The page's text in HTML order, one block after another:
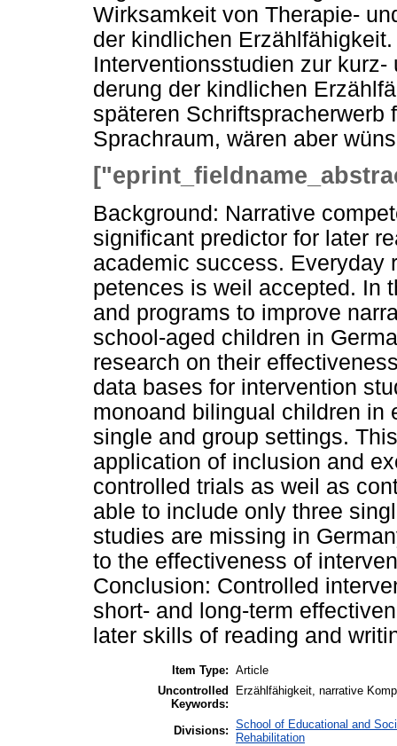
Wirksamkeit von Therapie-
der kindlichen
Interventionsstudien zur
derung der kindlichen
späteren
Sprachraum, wären aber
Background: Narrative
significant predictor for later
academic success.
petences is weil accepted. In
and programs to improve
school-aged children in
research on their
data bases for intervention
mono­and bilingual children in
single and group settings.
application of inclusion and
controlled trials as weil as
able to include only three
studies are missing in
to the effectiveness of
Conclusion: Controlled
short- and long-term
later skills of reading and
Item Type: Article
Uncontrolled
Keywords:
Erzählfähigkeit, narrative
Divisions: School of Educational and
Rehabilitation